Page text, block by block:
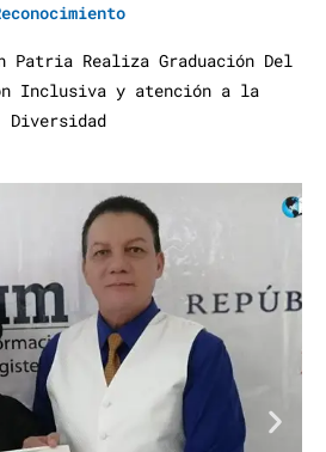
Patria Realiza Graduación Del
Inclusiva y atención a la
Diversidad